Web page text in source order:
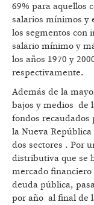
69% para aquellos
salarios mínimos y
los segmentos con
salario mínimo y
los años 1970 y
respectivamente.
Además de la
bajos y medios de
fondos recaudados
la Nueva
dos sectores . Por
distributiva que se
mercado
deuda pública,
por año al final de